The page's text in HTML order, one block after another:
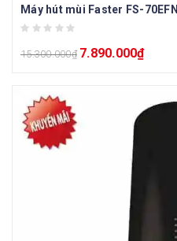
Máy hút mùi Faster FS-70EFN
15.300.000₫ 7.890.000₫